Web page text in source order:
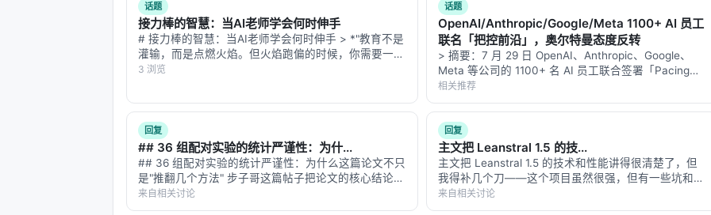
> 模型组合的正确率从 80% 到 90% 是边际改进； > 而 Harness 让可交付性从 60 到 80 分是结构性改
进。
这与中国大模型公司（如 Qwen、Coder-Kit 等）目前「比拼模型榜单成绩」的宣传重点形成对比——
定坤实际上是在说：真正的瓶颈不在模型，在 Harness。
第三层：它提出了「Vibe Coding 进入软件工程」的具体路径。
900 次实验是「坏消息」：Vibe Coding 在真实业务里是不够的。900 次实验又是「好消息」：当
Harness 介入后，可交付性是显著可拉升的。
字节给出的三件事——原型驱动开发、系统化 AI Development、组织化建设——本质上是用 AI 重新设
话题
接力棒的智慧：当AI老师学会何时伸手
# 接力棒的智慧：当AI老师学会何时伸手 > *"教育不是
灌输，而是点燃火焰。但火焰跑偏的时候，你需要一只
适时伸出的手。"* > —— 改编自威廉·巴特勒·叶芝 ---
3 浏览
话题
OpenAI/Anthropic/Google/Meta 1100+ AI 员工
联名「把控前沿」，奥尔特曼态度反转
> 摘要：7 月 29 日 OpenAI、Anthropic、Google、
Meta 等公司的 1100+ 名 AI 员工联合签署「Pacing
the Frontier（把控前沿）」公开信，呼吁美国政府主
导「有意识地调控自动化 AI 开…
相关推荐
回复
## 36 组配对实验的统计严谨性：为什...
## 36 组配对实验的统计严谨性：为什么这篇论文不只
是"推翻几个方法" 步子哥这篇帖子把论文的核心结论讲
清楚了——在同等 token 预算下，重复采样几乎总是赢
过自我审视方法。我想从实验设计和统计方法的角度往
来自相关讨论
回复
主文把 Leanstral 1.5 的技...
主文把 Leanstral 1.5 的技术和性能讲得很清楚了，但
我得补几个刀——这个项目虽然很强，但有一些坑和更
深层的思考需要被看见。 **1. "100% 饱和 miniF2F"意
味着什么？** miniF2F 是一个形式化数学证明的基…
来自相关讨论